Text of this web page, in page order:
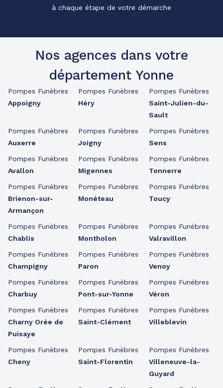
à chaque étape de votre démarche
Nos agences dans votre
département Yonne
Pompes Funèbres
Appoigny
Pompes Funèbres
Auxerre
Pompes Funèbres
Avallon
Pompes Funèbres
Brienon-sur-
Armançon
Pompes Funèbres
Chablis
Pompes Funèbres
Champigny
Pompes Funèbres
Charbuy
Pompes Funèbres
Charny Orée de
Puisaye
Pompes Funèbres
Cheny
Pompes Funèbres
Héry
Pompes Funèbres
Joigny
Pompes Funèbres
Migennes
Pompes Funèbres
Monéteau
Pompes Funèbres
Montholon
Pompes Funèbres
Paron
Pompes Funèbres
Pont-sur-Yonne
Pompes Funèbres
Saint-Clément
Pompes Funèbres
Saint-Florentin
Pompes Funèbres
Saint-Julien-du-
Sault
Pompes Funèbres
Sens
Pompes Funèbres
Tonnerre
Pompes Funèbres
Toucy
Pompes Funèbres
Valravillon
Pompes Funèbres
Venoy
Pompes Funèbres
Véron
Pompes Funèbres
Villeblevin
Pompes Funèbres
Villeneuve-la-
Guyard